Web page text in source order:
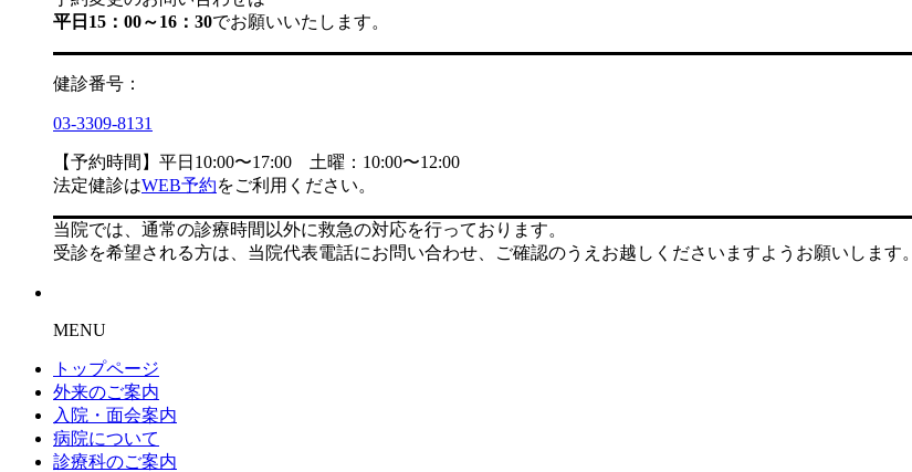
平日15：00～16：30でお願いいたします。
健診番号：
03-3309-8131
【予約時間】平日10:00〜17:00 土曜：10:00〜12:00
法定健診はWEB予約をご利用ください。
当院では、通常の診療時間以外に救急の対応を行っております。
受診を希望される方は、当院代表電話にお問い合わせ、ご確認のうえお越しくださいますようお願いします。
MENU
トップページ
外来のご案内
入院・面会案内
病院について
診療科のご案内